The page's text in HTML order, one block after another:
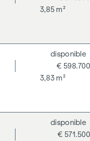
familiar o
a intermediar.
3,85 m²
3,83 m²
€ 598.700
disponible
€ 571.500
disponible